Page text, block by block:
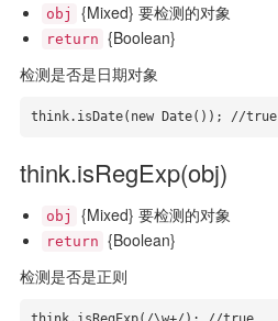
obj {Mixed} 要检测的对象
return {Boolean}
检测是否是日期对象
think.isDate(new Date()); //true
think.isRegExp(obj)
obj {Mixed} 要检测的对象
return {Boolean}
检测是否是正则